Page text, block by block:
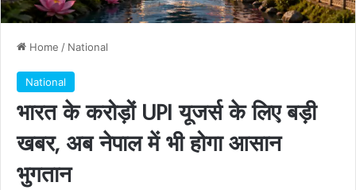
Home / National
National
भारत के करोड़ों UPI यूजर्स के लिए बड़ी
खबर, अब नेपाल में भी होगा आसान
भुगतान